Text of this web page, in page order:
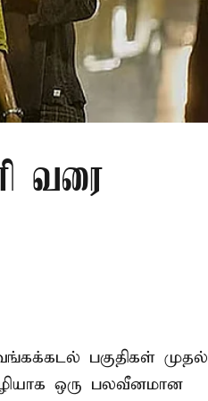
வரை
பகுதிகள் முதல்
ஒரு பலவீனமான